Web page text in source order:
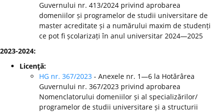
Guvernului nr. 413/2024 privind aprobarea
domeniilor și programelor de studii universitare de
master acreditate și a numărului maxim de studenți
ce pot fi școlarizați în anul universitar 2024—2025
2023-2024:
Licenţă:
HG nr. 367/2023 - Anexele nr. 1—6 la Hotărârea
Guvernului nr. 367/2023 privind aprobarea
Nomenclatorului domeniilor și al specializărilor/
programelor de studii universitare și a structurii